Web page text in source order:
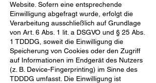
Website. Sofern eine entsprechende
Einwilligung abgefragt wurde, erfolgt die
Verarbeitung ausschließlich auf Grundlage
von Art. 6 Abs. 1 lit. a DSGVO und § 25 Abs.
1 TDDDG, soweit die Einwilligung die
Speicherung von Cookies oder den Zugriff
auf Informationen im Endgerät des Nutzers
(z. B. Device-Fingerprinting) im Sinne des
TDDDG umfasst. Die Einwilligung ist